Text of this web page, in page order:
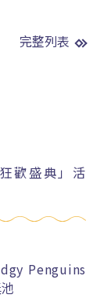
完整列表
歡盛典」活
Penguins